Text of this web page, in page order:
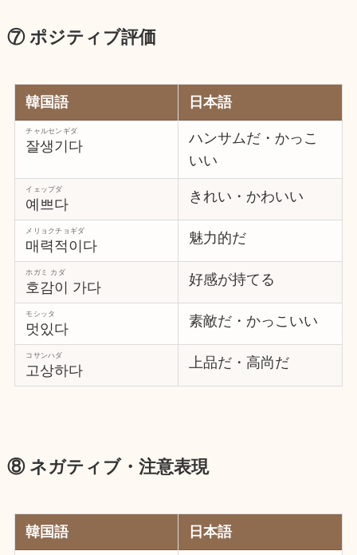
⑦ ポジティブ評価
韓国語 日本語
잘생기다
チャルセンギダ
ハンサムだ・かっこ
いい
예쁘다
イェップダ きれい・かわいい
매력적이다
メリョクチョギダ 魅力的だ
호감이 가다
ホガミ カダ 好感が持てる
멋있다
モシッタ 素敵だ・かっこいい
고상하다
コサンハダ 上品だ・高尚だ
⑧ ネガティブ・注意表現
韓国語 日本語